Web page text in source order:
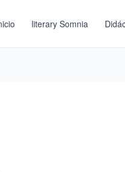
literary Somnia